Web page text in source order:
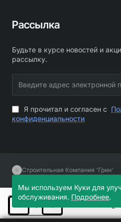
Мы используем Куки для
обслуживания. Подробнее.
Рассылка
Будьте в курсе новостей и
рассылку.
адрес
электронной
почтыЯ прочитал и согласен с
конфиденциальности
Строительная Компания 'Грин'